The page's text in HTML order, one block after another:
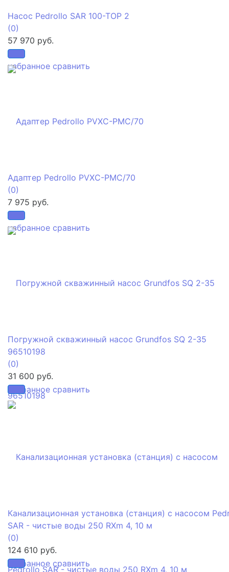
избранное сравнить
Насос Pedrollo SAR 100-TOP 2
(0)
57 970 руб.
избранное сравнить
Адаптер Pedrollo PVXC-PMC/70
(0)
7 975 руб.
избранное сравнить
Погружной скважинный насос Grundfos SQ 2-35
96510198
(0)
31 600 руб.
избранное сравнить
Канализационная установка (станция) с насосом
SAR - чистые воды 250 RXm 4, 10 м
(0)
124 610 руб.